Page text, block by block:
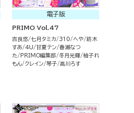
電子版
PRIMO Vol.47
吉良悠 七月タミカ 310 へや
紡木
すあ
4U 甘夏テン 春瀬なつ
た
PRIMO編集部 冬月光輝 柚子れ
もん
クレイン 琴子 高川ろす